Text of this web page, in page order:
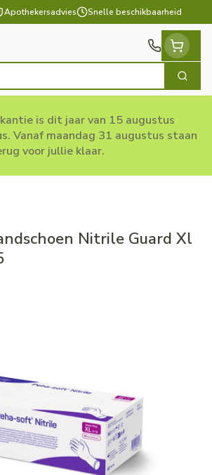
Apothekersadvies Snelle beschikbaarheid
Zoek
is dit jaar van 15 augustus
Vanaf maandag 31 augustus staan
voor jullie klaar.
Nitrile Guard Xl